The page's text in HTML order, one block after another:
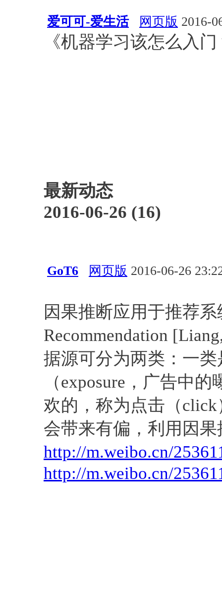
爱可可-爱生活 网页版 2016-
《机器学习该怎么入
最新动态
2016-06-26 (16)
GoT6 网页版 2016-06-26
因果推断应用于推荐系
Recommendation
据源可分为两类：一
（exposure，广告中
欢的，称为点击（
会带来有偏，利用因
http://m.weibo.cn/
http://m.weibo.cn/